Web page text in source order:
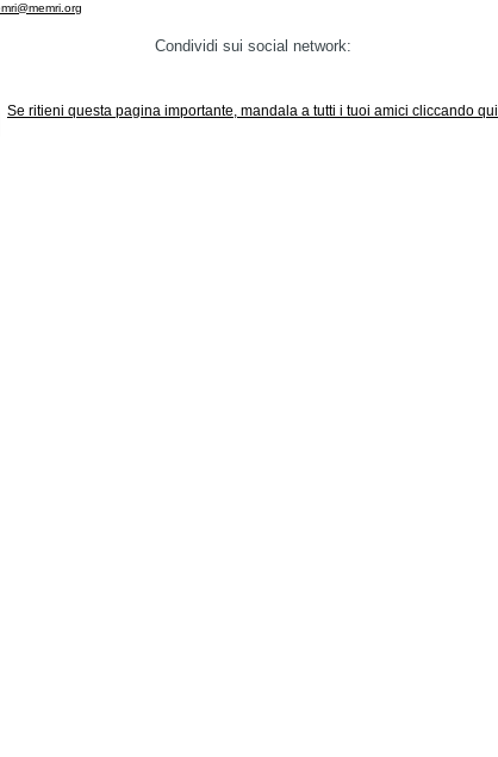
Condividi sui social network:
Se ritieni questa pagina importante, mandala a tutti i tuoi amici cliccando qui